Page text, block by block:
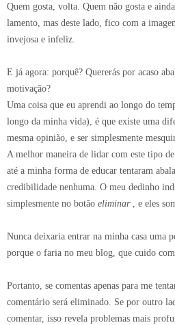
Quem gosta, volta. Quem não gosta e
lamento, mas deste lado, fico com a
invejosa e infeliz.
E já agora: porquê? Quererás por acaso
motivação?
Uma coisa que eu aprendi ao longo do
longo da minha vida), é que existe uma
mesma opinião, e ser simplesmente
A melhor maneira de lidar com este tipo
até a minha forma de educar tentaram
credibilidade nenhuma. O meu dedinho
simplesmente no botão eliminar , e eles
Nunca deixaria entrar na minha casa uma
porque o faria no meu blog, que cuido
Portanto, se comentas apenas para me
comentário será eliminado. Se por outro
comentar, isso revela problemas mais